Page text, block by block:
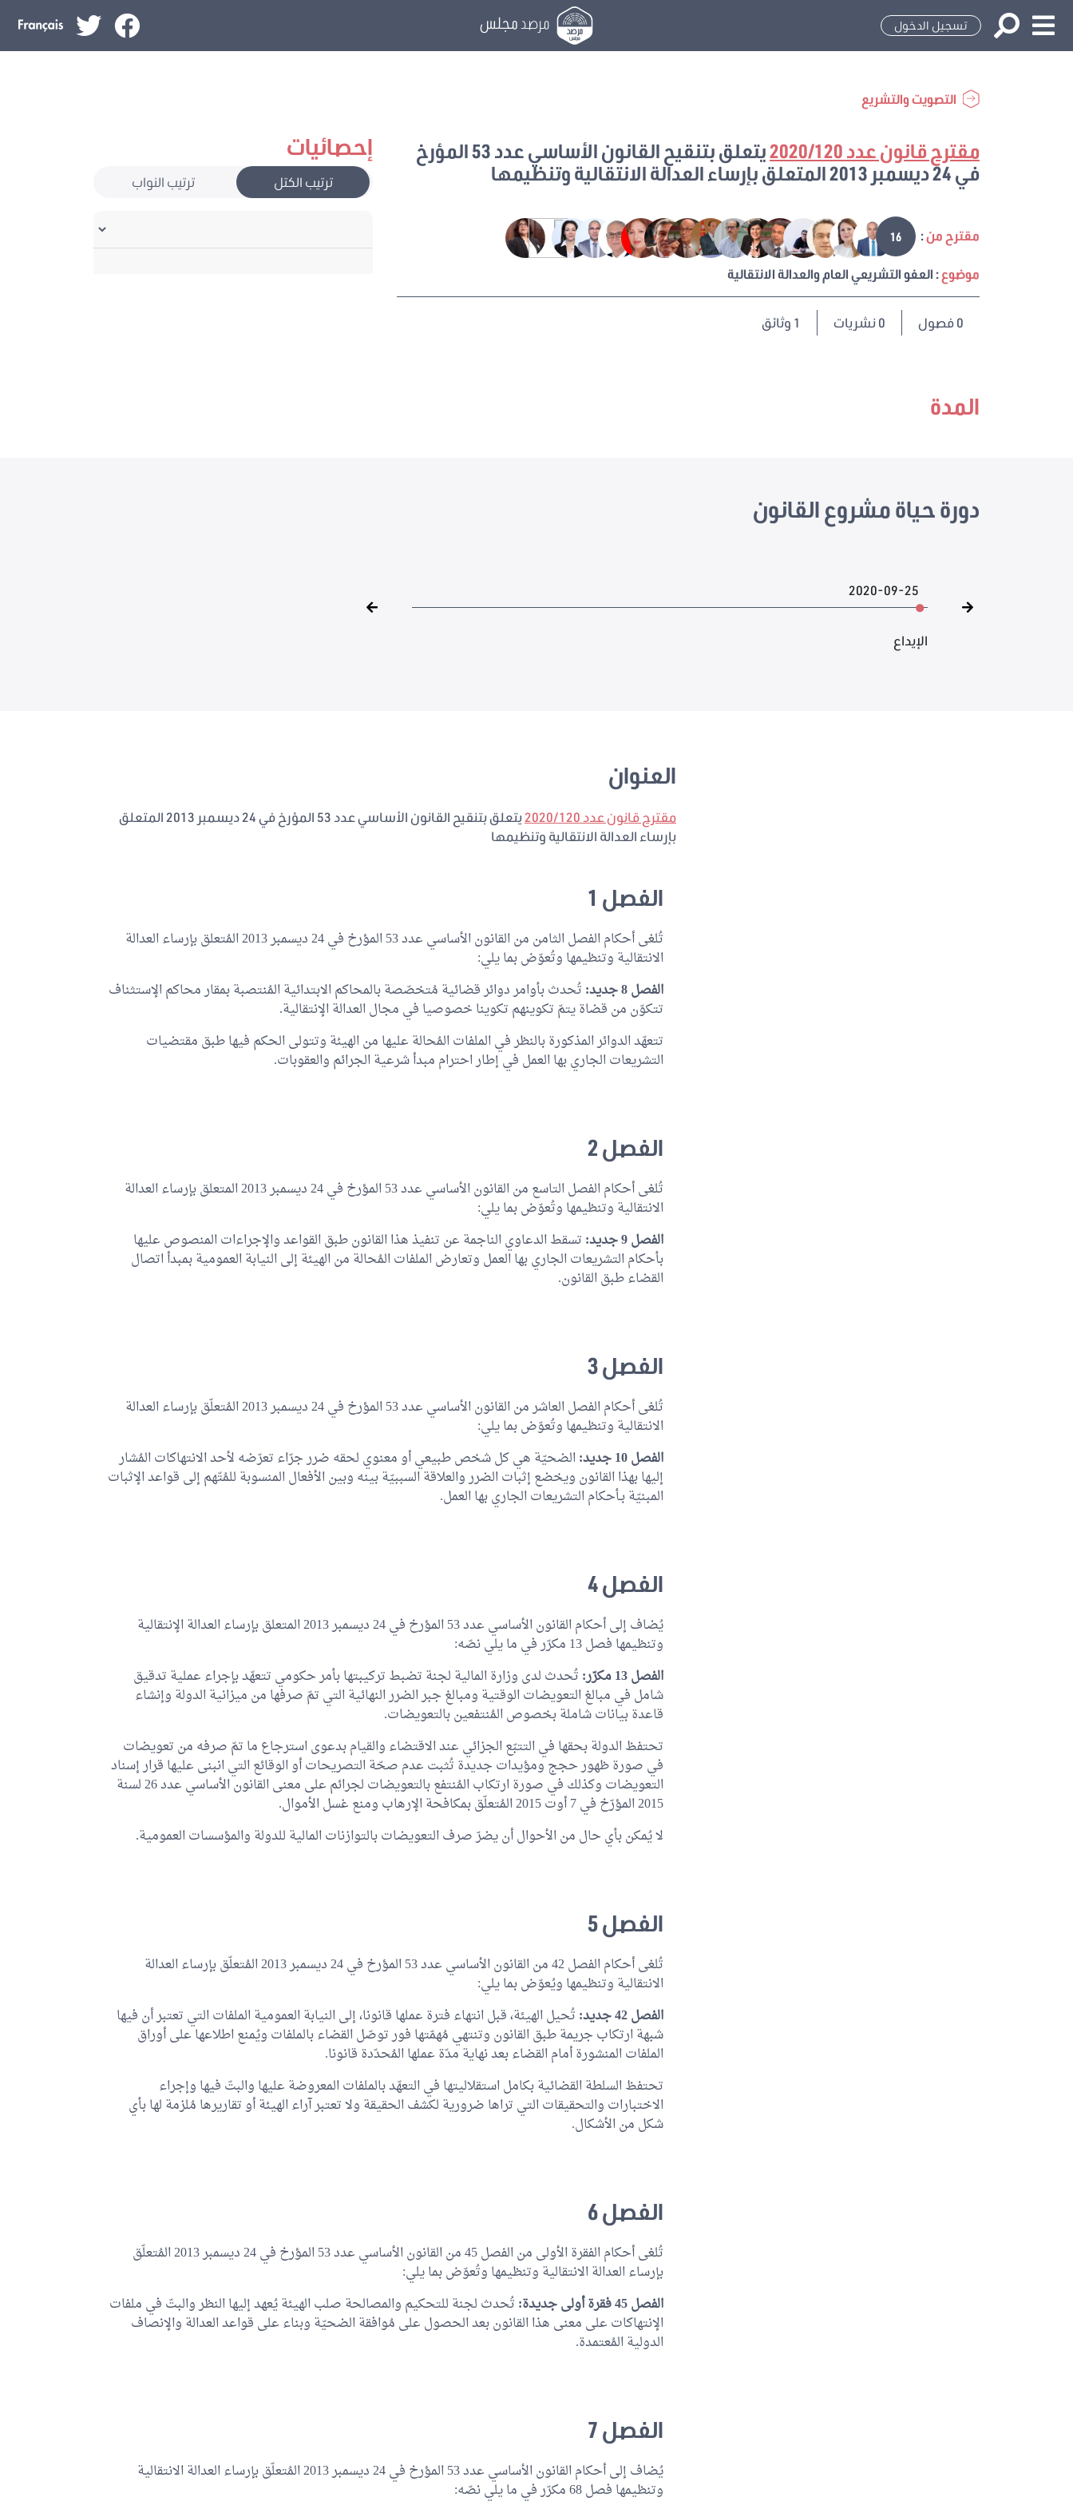
تسجيل الدخول مرصد مجلس
التصويت والتشريع
إحصائيات
ترتيب الكتل ترتيب النواب
مقترح قانون عدد 2020/120
يتعلق بتنقيح القانون الأساسي عدد 53 المؤرخ
في 24 ديسمبر 2013 المتعلق بإرساء العدالة الانتقالية وتنظيمها
مقترح من:
16
موضوع: العفو التشريعي العام والعدالة الانتقالية
0فصول 0 نشريات 1 وثائق
المدة
دورة حياة مشروع القانون
2020-09-25
الإيداع
العنوان
مقترح قانون عدد 2020/120
يتعلق بتنقيح القانون الأساسي عدد 53 المؤرخ في 24 ديسمبر 2013 المتعلق
بإرساء العدالة الانتقالية وتنظيمها
الفصل 1
تُلغى أحكام الفصل الثامن من القانون الأساسي عدد 53 المؤرخ في 24 ديسمبر 2013 المُتعلق بإرساء العدالة
الانتقالية وتنظيمها وتُعوّض بما يلي:
الفصل 8 جديد:
تُحدث بأوامر دوائر قضائية مُتخصّصة بالمحاكم الابتدائية المُنتصبة بمقار محاكم الإستثناف
تتكوّن من قضاة يتمّ تكوينهم تكوينا خصوصيا في مجال العدالة الإنتقالية.
تتعهّد الدوائر المذكورة بالنظر في الملفات المُحالة عليها من الهيئة وتتولى الحكم فيها طبق مقتضيات
التشريعات الجاري بها العمل في إطار احترام مبدأ شرعية الجرائم والعقوبات.
الفصل 2
تُلغى أحكام الفصل التاسع من القانون الأساسي عدد 53 المؤرخ في 24 ديسمبر 2013 المتعلق بإرساء العدالة
الانتقالية وتنظيمها وتُعوّض بما يلي:
الفصل 9 جديد:
تسقط الدعاوي الناجمة عن تنفيذ هذا القانون طبق القواعد والإجراءات المنصوص عليها
بأحكام التشريعات الجاري بها العمل وتعارض الملفات المُحالة من الهيئة إلى النيابة العمومية بمبدأ اتصال
القضاء طبق القانون.
الفصل 3
تُلغى أحكام الفصل العاشر من القانون الأساسي عدد 53 المؤرخ في 24 ديسمبر 2013 المُتعلّق بإرساء العدالة
الانتقالية وتنظيمها وتُعوّض بما يلي:
الفصل 10 جديد:
الضحيّة هي كل شخص طبيعي أو معنوي لحقه ضرر جرّاء تعرّضه لأحد الانتهاكات المُشار
إليها بهذا القانون ويخضع إثبات الضرر والعلاقة السببيّة بينه وبين الأفعال المنسوبة للمُتّهم إلى قواعد الإثبات
المبنيّة بـأحكام التشريعات الجاري بها العمل.
الفصل 4
يُضاف إلى أحكام القانون الأساسي عدد 53 المؤرخ في 24 ديسمبر 2013 المتعلق بإرساء العدالة الإنتقالية
وتنظيمها فصل 13 مكرّر في ما يلي نصّه:
الفصل 13 مكرّر:
تُحدث لدى وزارة المالية لجنة تضبط تركيبتها بأمر حكومي تتعهّد بإجراء عملية تدقيق
شامل في مبالغ التعويضات الوقتية ومبالغ جبر الضرر النهائية التي تمّ صرفها من ميزانية الدولة وإنشاء
قاعدة بيانات شاملة بخصوص المُنتفعين بالتعويضات.
تحتفظ الدولة بحقها في التتبّع الجزائي عند الاقتضاء والقيام بدعوى استرجاع ما تمّ صرفه من تعويضات
في صورة ظهور حجج ومؤيدات جديدة تُثبت عدم صحّة التصريحات أو الوقائع التي انبنى عليها قرار إسناد
التعويضات وكذلك في صورة ارتكاب المُنتفع بالتعويضات لجرائم على معنى القانون الأساسي عدد 26 لسنة
2015 المؤرّخ في 7 أوت 2015 المُتعلّق بمكافحة الإرهاب ومنع غسل الأموال.
لا يُمكن بأي حال من الأحوال أن يضرّ صرف التعويضات بالتوازنات المالية للدولة والمؤسسات العمومية.
الفصل 5
تُلغى أحكام الفصل 42 من القانون الأساسي عدد 53 المؤرخ في 24 ديسمبر 2013 المُتعلّق بإرساء العدالة
الانتقالية وتنظيمها ويُعوّض بما يلي:
الفصل 42 جديد:
تُحيل الهيئة، قبل انتهاء فترة عملها قانونا، إلى النيابة العمومية الملفات التي تعتبر أن فيها
شبهة ارتكاب جريمة طبق القانون وتنتهي مُهمّتها فور توصّل القضاء بالملفات ويُمنع اطلاعها على أوراق
الملفات المنشورة أمام القضاء بعد نهاية مدّة عملها المُحدّدة قانونا.
تحتفظ السلطة القضائية بكامل استقلاليتها في التعهّد بالملفات المعروضة عليها والبتّ فيها وإجراء
الاختبارات والتحقيقات التي تراها ضرورية لكشف الحقيقة ولا تعتبر آراء الهيئة أو تقاريرها مُلزمة لها بأي
شكل من الأشكال.
الفصل 6
تُلغى أحكام الفقرة الأولى من الفصل 45 من القانون الأساسي عدد 53 المؤرخ في 24 ديسمبر 2013 المُتعلّق
بإرساء العدالة الانتقالية وتنظيمها وتُعوّض بما يلي:
الفصل 45 فقرة أولى جديدة:
تُحدث لجنة للتحكيم والمصالحة صلب الهيئة يُعهد إليها النظر والبتّ في ملفات
الإنتهاكات على معنى هذا القانون بعد الحصول على مُوافقة الضحيّة وبناء على قواعد العدالة والإنصاف
الدولية المُعتمدة.
الفصل 7
يُضاف إلى أحكام القانون الأساسي عدد 53 المؤرخ في 24 ديسمبر 2013 المُتعلّق بإرساء العدالة الانتقالية
وتنظيمها فصل 68 مكرّر في ما يلي نصّه: